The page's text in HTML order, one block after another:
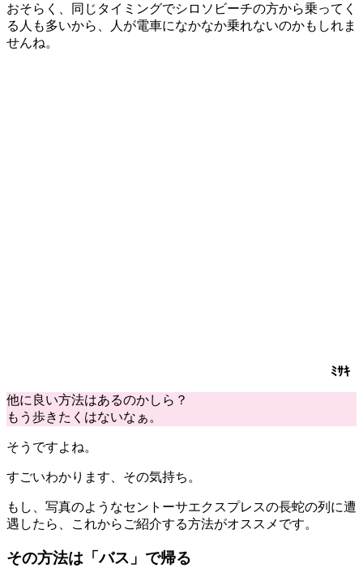
おそらく、同じタイミングでシロソビーチの方から乗ってく
る人 も多いから、 人 が電車になかなか乗れないのかもしれま
せんね。
ﾐｻｷ
他に良い方法はあるのかしら？
もう歩きたくはないなぁ。
そうですよね。
すごいわかります、その気持ち。
もし、写真のようなセントーサエクスプレスの長蛇の列 に遭
遇したら、これからご紹介する方法がオススメです。
その方法は「バス 」で帰る